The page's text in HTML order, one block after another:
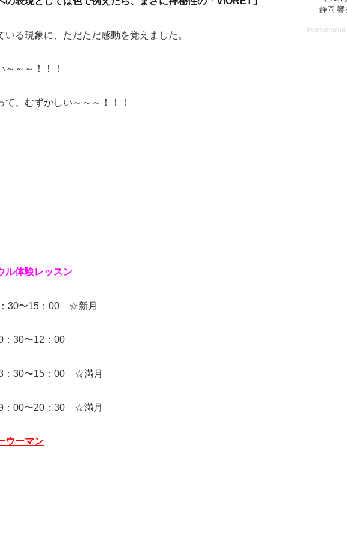
いる現象に、ただただ感動を覚えました。
～～～！！！
て、むずかしい～～～！！！
ル体験レッスン
30〜15：00 ☆新月
：30〜12：00
：30〜15：00 ☆満月
：00〜20：30 ☆満月
ウーマン
静岡 響